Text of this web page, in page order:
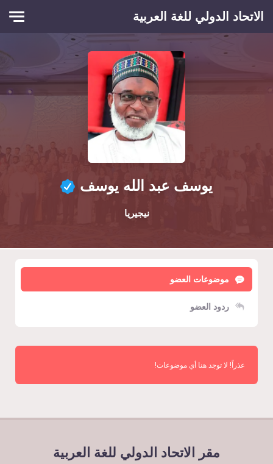
الاتحاد الدولي للغة العربية
يوسف عبد الله يوسف
نيجيريا
موضوعات العضو
ردود العضو
عذراً! لا توجد هنا أي موضوعات!
مقر الاتحاد الدولي للغة العربية